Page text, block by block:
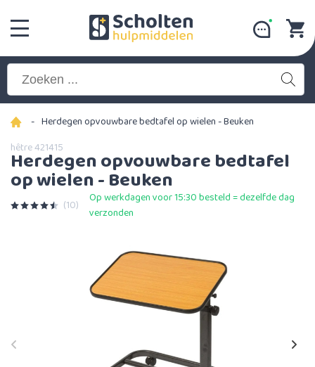
- Herdegen opvouwbare bedtafel op wielen - Beuken
hêtre 421415
Herdegen opvouwbare bedtafel
op wielen - Beuken
(10)
Op werkdagen voor 15:30 besteld = dezelfde dag
verzonden